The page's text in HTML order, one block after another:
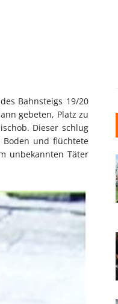
Bahnsteigs 19/20
gebeten, Platz zu
Dieser schlug
und flüchtete
unbekannten Täter